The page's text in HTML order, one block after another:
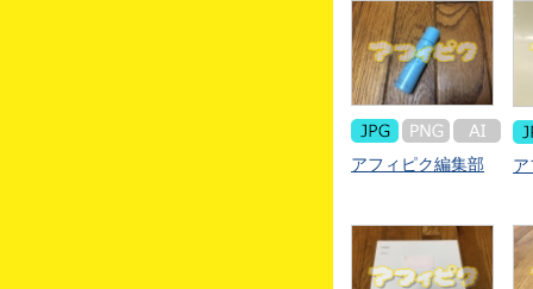
アフィピク編集部